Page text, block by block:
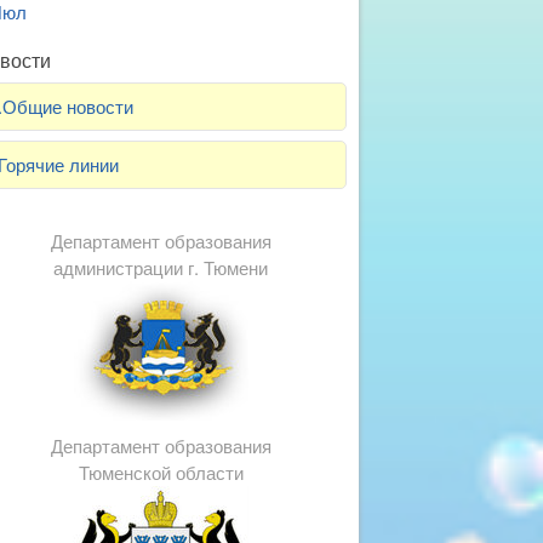
.Общие новости
Горячие линии
Департамент образования
администрации г. Тюмени
Департамент образования
Тюменской области